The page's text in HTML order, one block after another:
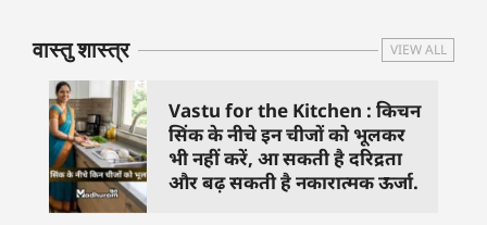
वास्तु शास्त्र VIEW ALL
Vastu for the Kitchen : किचन
सिंक के नीचे इन चीजों को भूलकर
भी नहीं करें, आ सकती है दरिद्रता
और बढ़ सकती है नकारात्मक ऊर्जा.